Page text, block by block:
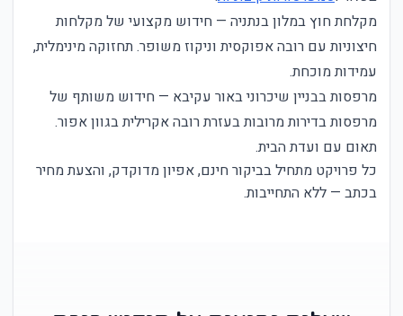
מקלחת חוץ במלון בנתניה — חידוש מקצועי של מקלחות
חיצוניות עם רובה אפוקסית וניקוז משופר. תחזוקה מינימלית,
עמידות מוכחת.
מרפסות בבניין שיכרוני באור עקיבא — חידוש משותף של
מרפסות בדירות מרובות בעזרת רובה אקרילית בגוון אפור.
תאום עם ועדת הבית.
כל פרויקט מתחיל בביקור חינם, אפיון מדוקדק, והצעת מחיר
בכתב — ללא התחייבות.